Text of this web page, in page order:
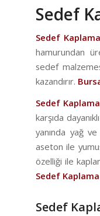
Sedef
Sedef
hamurundan
sedef
kazandırır.
Sedef
karşıda
yanında yağ
aseton ile
özelliği ile
Sedef Kaplama
Sedef